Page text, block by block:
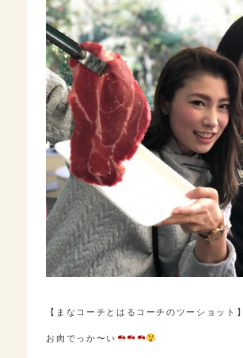
【まなコーチとはるコーチのツーショット】
お肉でっか〜い